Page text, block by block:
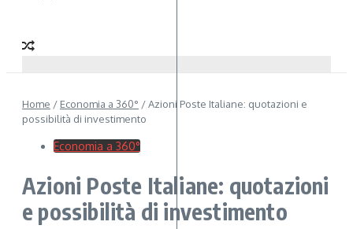
Home / Economia a 360° /Azioni Poste Italiane: quotazioni e
possibilità di investimento
Economia a 360°
Azioni Poste Italiane: quotazioni
e possibilità di investimento